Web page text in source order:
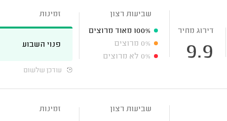
דירוג מחיר
9.9
שביעות רצון
100% מאוד מרוצים
0% מרוצים
0% לא מרוצים
זמינות
פנוי השבוע
עודכן שלשום
שביעות רצון
זמינות